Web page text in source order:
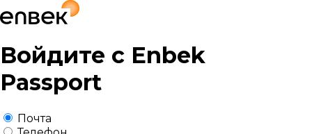
Войдите с Enbek
Passport
Почта